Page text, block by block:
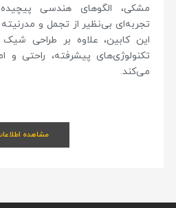
مشکی، الگوهای هندسی
تجربه‌ای بی‌نظیر از تجمل و مدرنیته
این کابین، علاوه بر طراحی شیک
تکنولوژی‌های پیشرفته، راحتی و
می‌کند.
مشاهده